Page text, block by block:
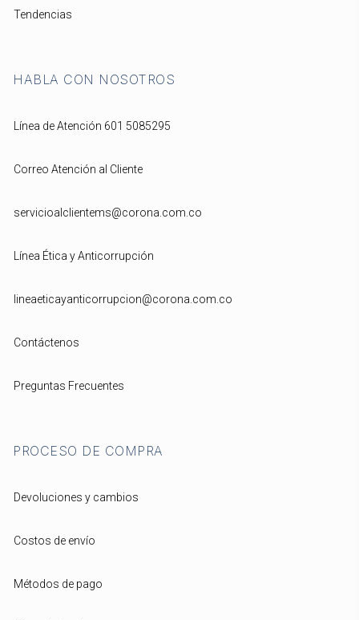
Tendencias
HABLA CON NOSOTROS
Línea de Atención 601 5085295
Correo Atención al Cliente
servicioalclientems@corona.com.co
Línea Ética y Anticorrupción
lineaeticayanticorrupcion@corona.com.co
Contáctenos
Preguntas Frecuentes
PROCESO DE COMPRA
Devoluciones y cambios
Costos de envío
Métodos de pago